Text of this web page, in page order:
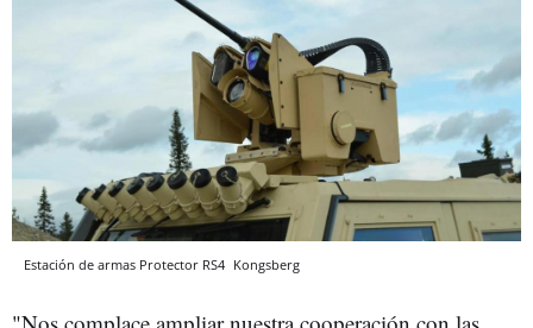
Estación de armas Protector RS4 Kongsberg